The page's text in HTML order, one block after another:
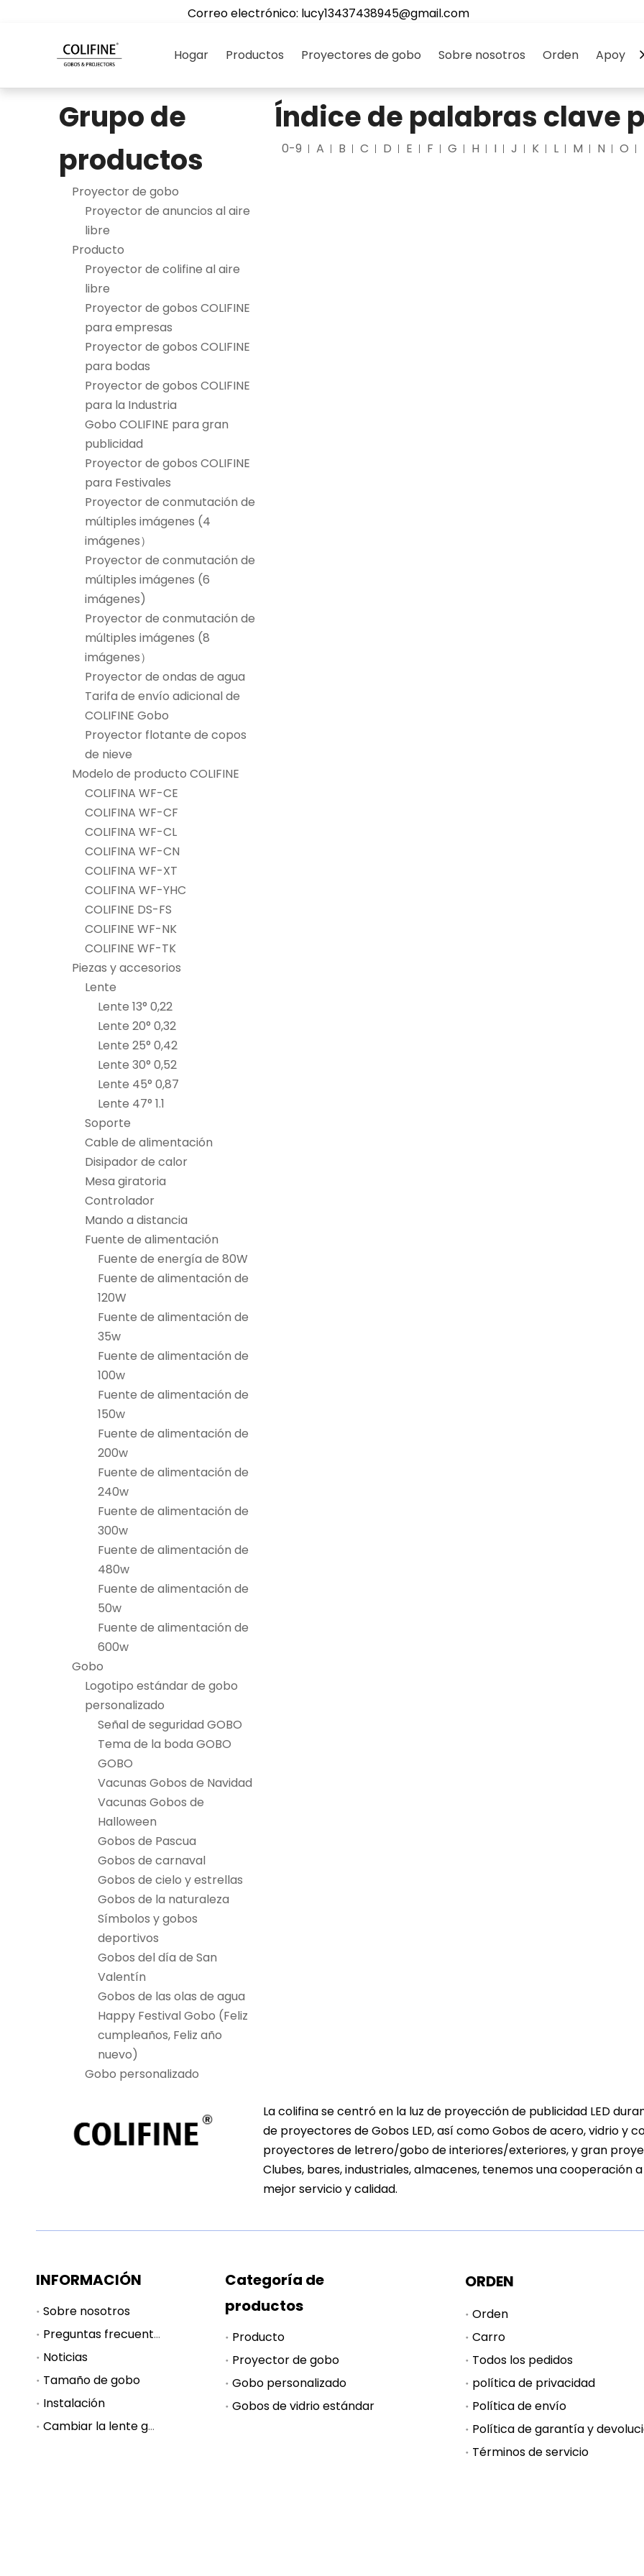
Correo electrónico: lucy13437438945@gmail.com
Hogar Productos Proyectores de gobo Sobre nosotros Orden Apoyo
Grupo de
productos
Proyector de gobo
Proyector de anuncios al aire
libre
Producto
Proyector de colifine al aire
libre
Proyector de gobos COLIFINE
para empresas
Proyector de gobos COLIFINE
para bodas
Proyector de gobos COLIFINE
para la Industria
Gobo COLIFINE para gran
publicidad
Proyector de gobos COLIFINE
para Festivales
Proyector de conmutación de
múltiples imágenes (4
imágenes）
Proyector de conmutación de
múltiples imágenes (6
imágenes)
Proyector de conmutación de
múltiples imágenes (8
imágenes）
Proyector de ondas de agua
Tarifa de envío adicional de
COLIFINE Gobo
Proyector flotante de copos
de nieve
Modelo de producto COLIFINE
COLIFINA WF-CE
COLIFINA WF-CF
COLIFINA WF-CL
COLIFINA WF-CN
COLIFINA WF-XT
COLIFINA WF-YHC
COLIFINE DS-FS
COLIFINE WF-NK
COLIFINE WF-TK
Piezas y accesorios
Lente
Lente 13° 0,22
Lente 20° 0,32
Lente 25° 0,42
Lente 30° 0,52
Lente 45° 0,87
Lente 47° 1.1
Soporte
Cable de alimentación
Disipador de calor
Mesa giratoria
Controlador
Mando a distancia
Fuente de alimentación
Fuente de energía de 80W
Fuente de alimentación de
120W
Fuente de alimentación de
35w
Fuente de alimentación de
100w
Fuente de alimentación de
150w
Fuente de alimentación de
200w
Fuente de alimentación de
240w
Fuente de alimentación de
300w
Fuente de alimentación de
480w
Fuente de alimentación de
50w
Fuente de alimentación de
600w
Gobo
Logotipo estándar de gobo
personalizado
Señal de seguridad GOBO
Tema de la boda GOBO
GOBO
Vacunas Gobos de Navidad
Vacunas Gobos de
Halloween
Gobos de Pascua
Gobos de carnaval
Gobos de cielo y estrellas
Gobos de la naturaleza
Símbolos y gobos
deportivos
Gobos del día de San
Valentín
Gobos de las olas de agua
Happy Festival Gobo (Feliz
cumpleaños, Feliz año
nuevo)
Gobo personalizado
Índice de palabras clave
0-9 A B C D E F G H I J K L M N O
La colifina se centró en la luz de proyección de publicidad LED
de proyectores de Gobos LED, así como Gobos de acero, vidrio y
proyectores de letrero/gobo de interiores/exteriores, y gran
Clubes, bares, industriales, almacenes, tenemos una
mejor servicio y calidad.
INFORMACIÓN
Sobre nosotros
Preguntas frecuentes
Noticias
Tamaño de gobo
Instalación
Cambiar la lente gobo
Categoría de
productos
Producto
Proyector de gobo
Gobo personalizado
Gobos de vidrio estándar
ORDEN
Orden
Carro
Todos los pedidos
política de privacidad
Política de envío
Términos de servicio